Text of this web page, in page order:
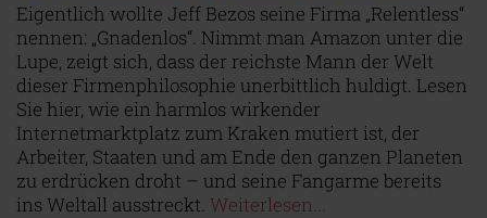
Eigentlich wollte Jeff Bezos seine Firma „Relentless“
nennen: „Gnadenlos“. Nimmt man Amazon unter die
Lupe, zeigt sich, dass der reichste Mann der Welt
dieser Firmenphilosophie unerbittlich huldigt. Lesen
Sie hier, wie ein harmlos wirkender
Internetmarktplatz zum Kraken mutiert ist, der
Arbeiter, Staaten und am Ende den ganzen Planeten
zu erdrücken droht – und seine Fangarme bereits
ins Weltall ausstreckt. Weiterlesen...